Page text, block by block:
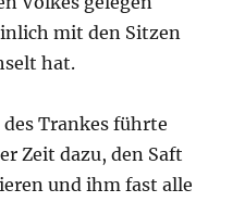
mit den Sitzen
hat.
Trankes führte
Zeit dazu, den Saft
und ihm fast alle